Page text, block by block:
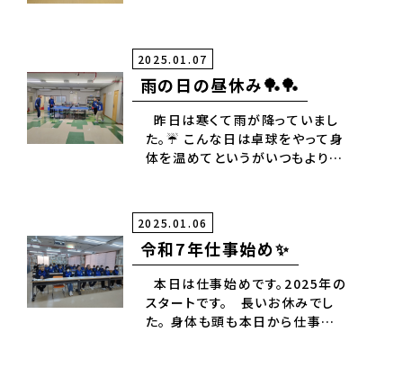
に！🙏
2025.01.07
雨の日の昼休み🏓🏓
昨日は寒くて雨が降っていまし
た。☔ こんな日は卓球をやって身
体を温めてというがいつもより多
✨
2025.01.06
令和7年仕事始め✨
本日は仕事始めです。2025年の
スタートです。 長いお休みでし
た。 身体も頭も本日から仕事スイ